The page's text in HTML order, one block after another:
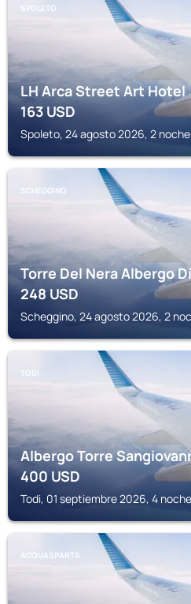
SPOLETO
LH Arca Street Art Hotel
163USD
Spoleto, 24 agosto 2026, 2
SCHEGGINO
Torre Del Nera Albergo
248USD
Scheggino, 24 agosto 2026, 2
TODI
Albergo Torre
400USD
Todi, 01 septiembre 2026, 4
ACQUASPARTA